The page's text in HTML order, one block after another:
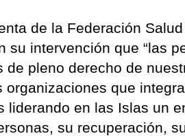
de la Federación
su intervención que “las
pleno derecho de
organizaciones que
liderando en las Islas un
su recuperación,